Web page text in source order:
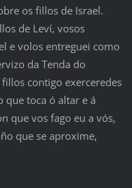
os fillos de Israel.
de Leví, vosos
e volos entreguei como
da Tenda do
contigo exerceredes
que toca ó altar e á
que vos fago eu a vós,
que se aproxime,